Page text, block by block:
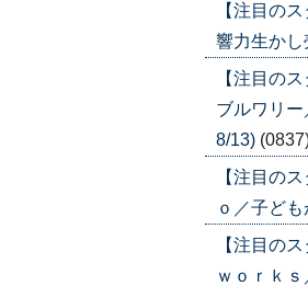
【注目の
響力生か
【注目の
ブルワリ
8/13)
【注目の
ｏ／子ど
【注目の
ｗｏｒｋ